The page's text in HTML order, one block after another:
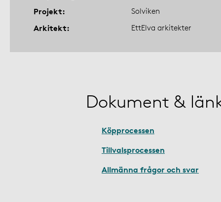
Projekt Solviken
Arkitekt EttElva arkitekter
Dokument &
Köpprocessen
Tillvalsprocessen
Allmänna frågor och svar